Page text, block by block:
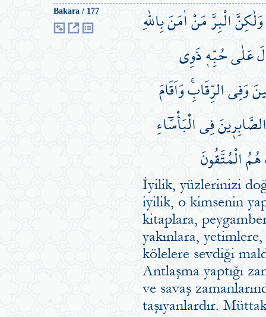
Bakara / 177
الْبِرَّ مَنْ اٰمَنَ بِاللّٰهِ
عَلٰى حُبِّه۪ ذَوِي
وَفِي الرِّقَابِۚ وَاَقَامَ
فِي الْبَأْسَٓاءِ
الْمُتَّقُونَ
İyilik, yüzlerinizi
iyilik, o kimsenin
kitaplara,
yakınlara,
kölelere sevdiği
Antlaşma yaptığı
ve savaş
taşıyanlardır.